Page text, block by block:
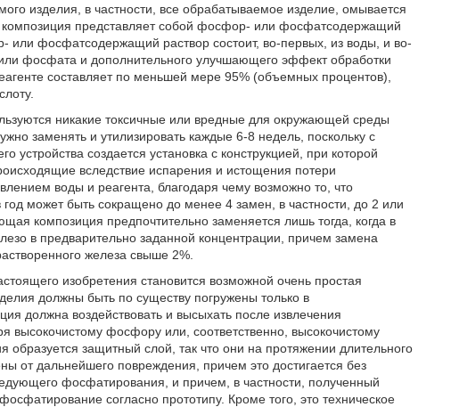
изделия, в частности, все обрабатываемое изделие, омывается
представляет собой фосфор- или фосфатсодержащий
или фосфатсодержащий раствор состоит, во-первых, из воды, и во-
фосфата и дополнительного улучшающего эффект обработки
составляет по меньшей мере 95% (объемных процентов),
никакие токсичные или вредные для окружающей среды
заменять и утилизировать каждые 6-8 недель, поскольку с
создается установка с конструкцией, при которой
вследствие испарения и истощения потери
воды и реагента, благодаря чему возможно то, что
может быть сокращено до менее 4 замен, в частности, до 2 или
композиция предпочтительно заменяется лишь тогда, когда в
в предварительно заданной концентрации, причем замена
железа свыше 2%.
изобретения становится возможной очень простая
должны быть по существу погружены только в
должна воздействовать и высыхать после извлечения
высокочистому фосфору или, соответственно, высокочистому
защитный слой, так что они на протяжении длительного
от дальнейшего повреждения, причем это достигается без
фосфатирования, и причем, в частности, полученный
согласно прототипу. Кроме того, это техническое